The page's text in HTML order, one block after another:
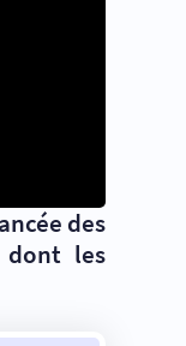
des
dont les